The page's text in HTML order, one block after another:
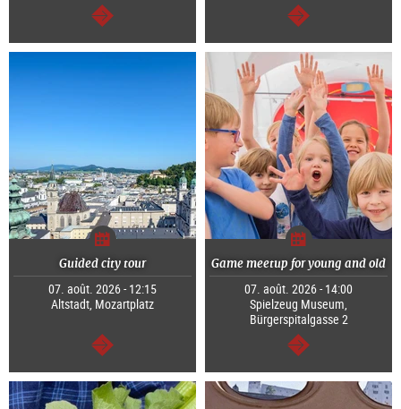
Continuer Continuer
Guided city tour
07. août. 2026 - 12:15
Altstadt, Mozartplatz
Continuer
Game meetup for young and old
07. août. 2026 - 14:00
Spielzeug Museum,
Bürgerspitalgasse 2
Continuer